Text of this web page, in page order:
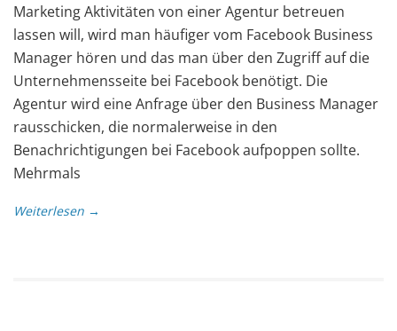
Marketing Aktivitäten von einer Agentur betreuen
lassen will, wird man häufiger vom Facebook Business
Manager hören und das man über den Zugriff auf die
Unternehmensseite bei Facebook benötigt. Die
Agentur wird eine Anfrage über den Business Manager
rausschicken, die normalerweise in den
Benachrichtigungen bei Facebook aufpoppen sollte.
Mehrmals
Weiterlesen →